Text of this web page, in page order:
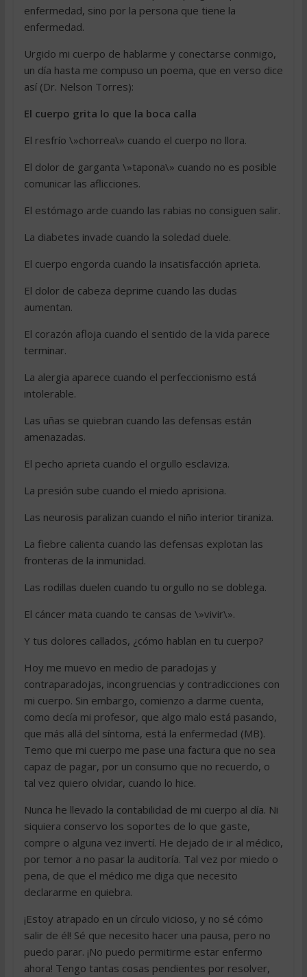
enfermedad, sino por la persona que tiene la
enfermedad.
Urgido mi cuerpo de hablarme y conectarse conmigo,
un día hasta me compuso un poema, que en verso dice
así (Dr. Nelson Torres):
El cuerpo grita lo que la boca calla
El resfrío \»chorrea\» cuando el cuerpo no llora.
El dolor de garganta \»tapona\» cuando no es posible
comunicar las aflicciones.
El estómago arde cuando las rabias no consiguen salir.
La diabetes invade cuando la soledad duele.
El cuerpo engorda cuando la insatisfacción aprieta.
El dolor de cabeza deprime cuando las dudas
aumentan.
El corazón afloja cuando el sentido de la vida parece
terminar.
La alergia aparece cuando el perfeccionismo está
intolerable.
Las uñas se quiebran cuando las defensas están
amenazadas.
El pecho aprieta cuando el orgullo esclaviza.
La presión sube cuando el miedo aprisiona.
Las neurosis paralizan cuando el niño interior tiraniza.
La fiebre calienta cuando las defensas explotan las
fronteras de la inmunidad.
Las rodillas duelen cuando tu orgullo no se doblega.
El cáncer mata cuando te cansas de \»vivir\».
Y tus dolores callados, ¿cómo hablan en tu cuerpo?
Hoy me muevo en medio de paradojas y
contraparadojas, incongruencias y contradicciones con
mi cuerpo. Sin embargo, comienzo a darme cuenta,
como decía mi profesor, que algo malo está pasando,
que más allá del síntoma, está la enfermedad (MB).
Temo que mi cuerpo me pase una factura que no sea
capaz de pagar, por un consumo que no recuerdo, o
tal vez quiero olvidar, cuando lo hice.
Nunca he llevado la contabilidad de mi cuerpo al día. Ni
siquiera conservo los soportes de lo que gaste,
compre o alguna vez invertí. He dejado de ir al médico,
por temor a no pasar la auditoría. Tal vez por miedo o
pena, de que el médico me diga que necesito
declararme en quiebra.
¡Estoy atrapado en un círculo vicioso, y no sé cómo
salir de él! Sé que necesito hacer una pausa, pero no
puedo parar. ¡No puedo permitirme estar enfermo
ahora! Tengo tantas cosas pendientes por resolver,